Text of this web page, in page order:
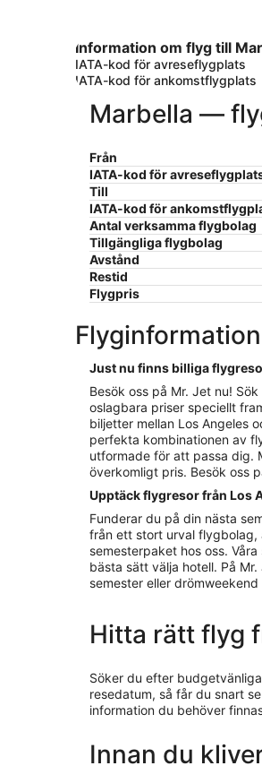
Information om flyg till
IATA-kod för avreseflygplats
IATA-kod för ankomstflygplats
Marbella —
Från
IATA-kod för
Till
IATA-kod för
Antal verksamma flygbolag
Tillgängliga flygbolag
Avstånd
Restid
Flygpris
Flyginformation
Just nu finns billiga
Besök oss på Mr. Jet nu!
oslagbara priser speciellt
biljetter mellan Los Angeles
perfekta kombinationen av
utformade för att passa dig.
överkomligt pris. Besök oss
Upptäck flygresor från Los
Funderar du på din nästa
från ett stort urval
semesterpaket hos oss.
bästa sätt välja hotell. På
semester eller
Hitta rätt flyg
Söker du efter
resedatum, så får du snart
information du behöver
Innan du